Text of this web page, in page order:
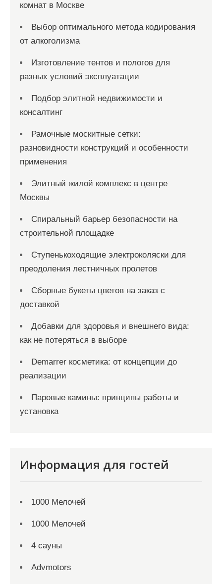
комнат в Москве
Выбор оптимального метода кодирования
от алкоголизма
Изготовление тентов и пологов для
разных условий эксплуатации
Подбор элитной недвижимости и
консалтинг
Рамочные москитные сетки:
разновидности конструкций и особенности
применения
Элитный жилой комплекс в центре
Москвы
Спиральный барьер безопасности на
строительной площадке
Ступенькоходящие электроколяски для
преодоления лестничных пролетов
Сборные букеты цветов на заказ с
доставкой
Добавки для здоровья и внешнего вида:
как не потеряться в выборе
Demarrer косметика: от концепции до
реализации
Паровые камины: принципы работы и
установка
Информация для гостей
1000 Мелочей
1000 Мелочей
4 сауны
Advmotors